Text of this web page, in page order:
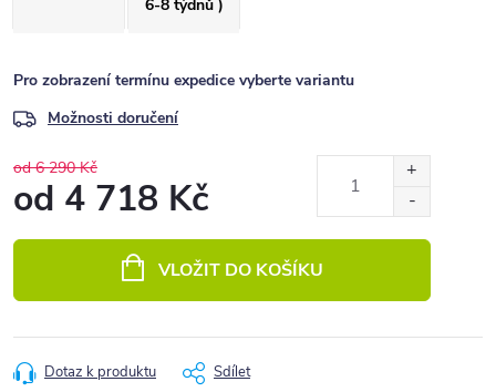
6-8 týdnů )
Pro zobrazení termínu expedice vyberte variantu
Možnosti doručení
od 6 290 Kč
od 4 718 Kč
VLOŽIT DO KOŠÍKU
Dotaz k produktu Sdílet